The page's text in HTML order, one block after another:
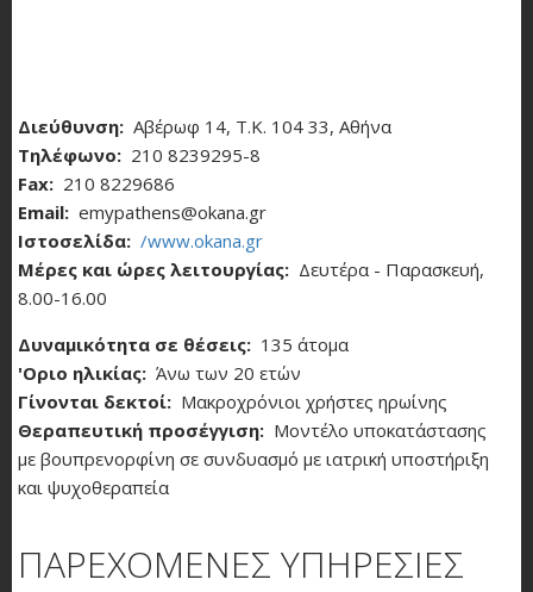
Διεύθυνση Αβέρωφ 14, Τ.Κ. 104 33, Αθήνα
Τηλέφωνο
210 8239295-8
Fax
210 8229686
Email emypathens@okana.gr
Ιστοσελίδα /www.okana.gr
Μέρες και ώρες λειτουργίας
Δευτέρα - Παρασκευή,
8.00-16.00
Δυναμικότητα σε θέσεις
135 άτομα
'Οριο ηλικίας Άνω των 20 ετών
Γίνονται δεκτοί
Μακροχρόνιοι χρήστες ηρωίνης
Θεραπευτική προσέγγιση
Μοντέλο υποκατάστασης
με βουπρενορφίνη σε συνδυασμό με ιατρική υποστήριξη
και ψυχοθεραπεία
ΠΑΡΕΧΟΜΕΝΕΣ ΥΠΗΡΕΣΙΕΣ